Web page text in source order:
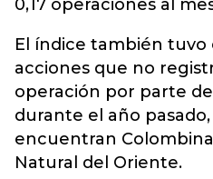
0,17 operaciones al
El índice también
acciones que no
operación por parte
durante el año
encuentran
Natural del Oriente.